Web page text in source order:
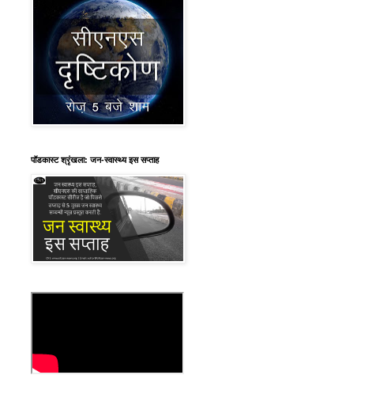
पॉडकास्ट श्रृंखला: जन-स्वास्थ्य इस सप्ताह